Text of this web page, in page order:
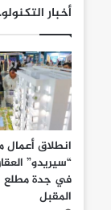
أخبار
انطلاق
“سيريدو”
في جدة مطلع
المقبل